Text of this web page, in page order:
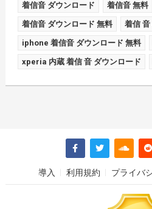
着信音 ダウンロード 着信音 無料
着信音 ダウンロード 無料 着信
iphone 着信音 ダウンロード 無料
xperia 内蔵 着信 音 ダウンロード
導入 利用規約 プライバ